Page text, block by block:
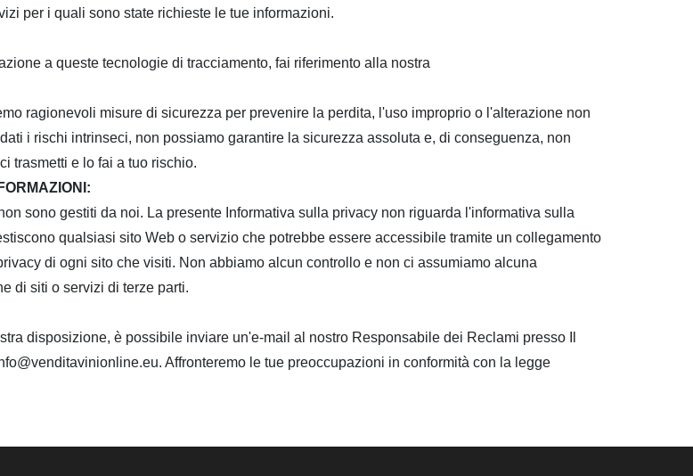
per i quali sono state richieste le tue informazioni.
a queste tecnologie di tracciamento, fai riferimento alla nostra
ragionevoli misure di sicurezza per prevenire la perdita, l'uso improprio o l'alterazione non
i rischi intrinseci, non possiamo garantire la sicurezza assoluta e, di conseguenza, non
trasmetti e lo fai a tuo rischio.
sono gestiti da noi. La presente Informativa sulla privacy non riguarda l'informativa sulla
qualsiasi sito Web o servizio che potrebbe essere accessibile tramite un collegamento
di ogni sito che visiti. Non abbiamo alcun controllo e non ci assumiamo alcuna
di siti o servizi di terze parti.
disposizione, è possibile inviare un'e-mail al nostro Responsabile dei Reclami presso Il
Affronteremo le tue preoccupazioni in conformità con la legge